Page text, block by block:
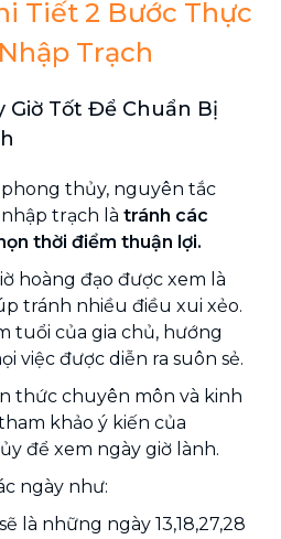
Tiết 2 Bước Thực
Trạch
Giờ Tốt Để Chuẩn Bị
thủy, nguyên tắc
trạch là tránh các
thời điểm thuận lợi.
hoàng đạo được xem là
tránh nhiều điều xui xẻo.
tuổi của gia chủ, hướng
việc được diễn ra suôn sẻ.
thức chuyên môn và kinh
khảo ý kiến của
để xem ngày giờ lành.
ngày như:
là những ngày 13,18,27,28